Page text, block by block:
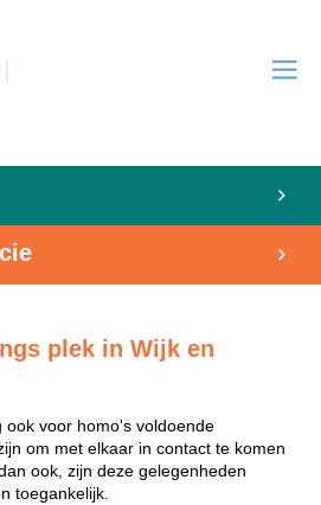
plek in Wijk en
ook voor homo's voldoende
om met elkaar in contact te komen
ook, zijn deze gelegenheden
toegankelijk.